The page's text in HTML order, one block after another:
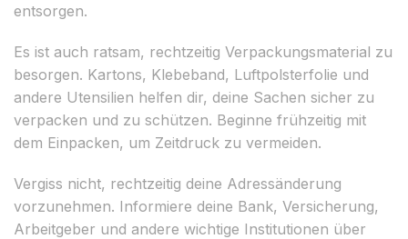
entsorgen.
Es ist auch ratsam, rechtzeitig Verpackungsmaterial zu
besorgen. Kartons, Klebeband, Luftpolsterfolie und
andere Utensilien helfen dir, deine Sachen sicher zu
verpacken und zu schützen. Beginne frühzeitig mit
dem Einpacken, um Zeitdruck zu vermeiden.
Vergiss nicht, rechtzeitig deine Adressänderung
vorzunehmen. Informiere deine Bank, Versicherung,
Arbeitgeber und andere wichtige Institutionen über